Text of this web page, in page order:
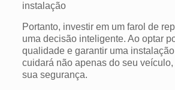
instalação
Portanto, investir em um farol de
uma decisão inteligente. Ao optar
qualidade e garantir uma
cuidará não apenas do seu
sua segurança.